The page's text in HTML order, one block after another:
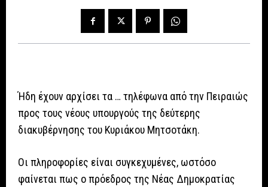
Ήδη έχουν αρχίσει τα … τηλέφωνα από την Πειραιώς
προς τους νέους υπουργούς της δεύτερης
διακυβέρνησης του Κυριάκου Μητσοτάκη.
Οι πληροφορίες είναι συγκεχυμένες, ωστόσο
φαίνεται πως ο πρόεδρος της Νέας Δημοκρατίας